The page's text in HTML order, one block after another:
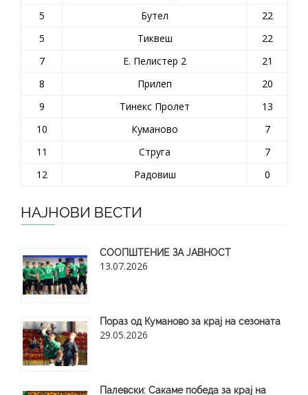
5
Бутел
22
5
Тиквеш
22
7
Е. Пелистер 2
21
8
Прилеп
20
9
Тинекс Пролет
13
10
Куманово
7
11
Струга
7
12
Радовиш 0
НАЈНОВИ ВЕСТИ
СООПШТЕНИЕ ЗА ЈАВНОСТ
13.07.2026
Пораз од Куманово за крај на сезоната
29.05.2026
​Палевски: Сакаме победа за крај на